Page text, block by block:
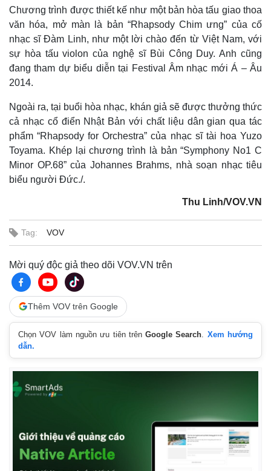
Thế giới
Quan sát
Cuộc sống đó đây
Hồ sơ
Multimedia
Video
Ảnh
Chương trình được thiết kế như một bản hòa tấu giao thoa
văn hóa, mở màn là bản “Rhapsody Chim ưng” của cố
nhạc sĩ Đàm Linh, như một lời chào đến từ Việt Nam, với
sự hòa tấu violon của nghệ sĩ Bùi Công Duy. Anh cũng
đang tham dự biểu diễn tại Festival Âm nhạc mới Á – Âu
2014.
Ngoài ra, tại buổi hòa nhạc, khán giả sẽ được thưởng thức
cả nhạc cổ điển Nhật Bản với chất liệu dân gian qua tác
phẩm “Rhapsody for Orchestra” của nhạc sĩ tài hoa Yuzo
Toyama. Khép lại chương trình là bản “Symphony No1 C
Minor OP.68” của Johannes Brahms, nhà soạn nhạc tiêu
biểu người Đức./.
Thu Linh/VOV.VN
Tag: VOV
Mời quý độc giả theo dõi VOV.VN trên
Thêm VOV trên Google
Chọn VOV làm nguồn ưu tiên trênGoogle Search
Xem hướng
dẫn.